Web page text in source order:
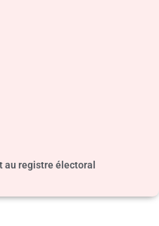
au registre électoral